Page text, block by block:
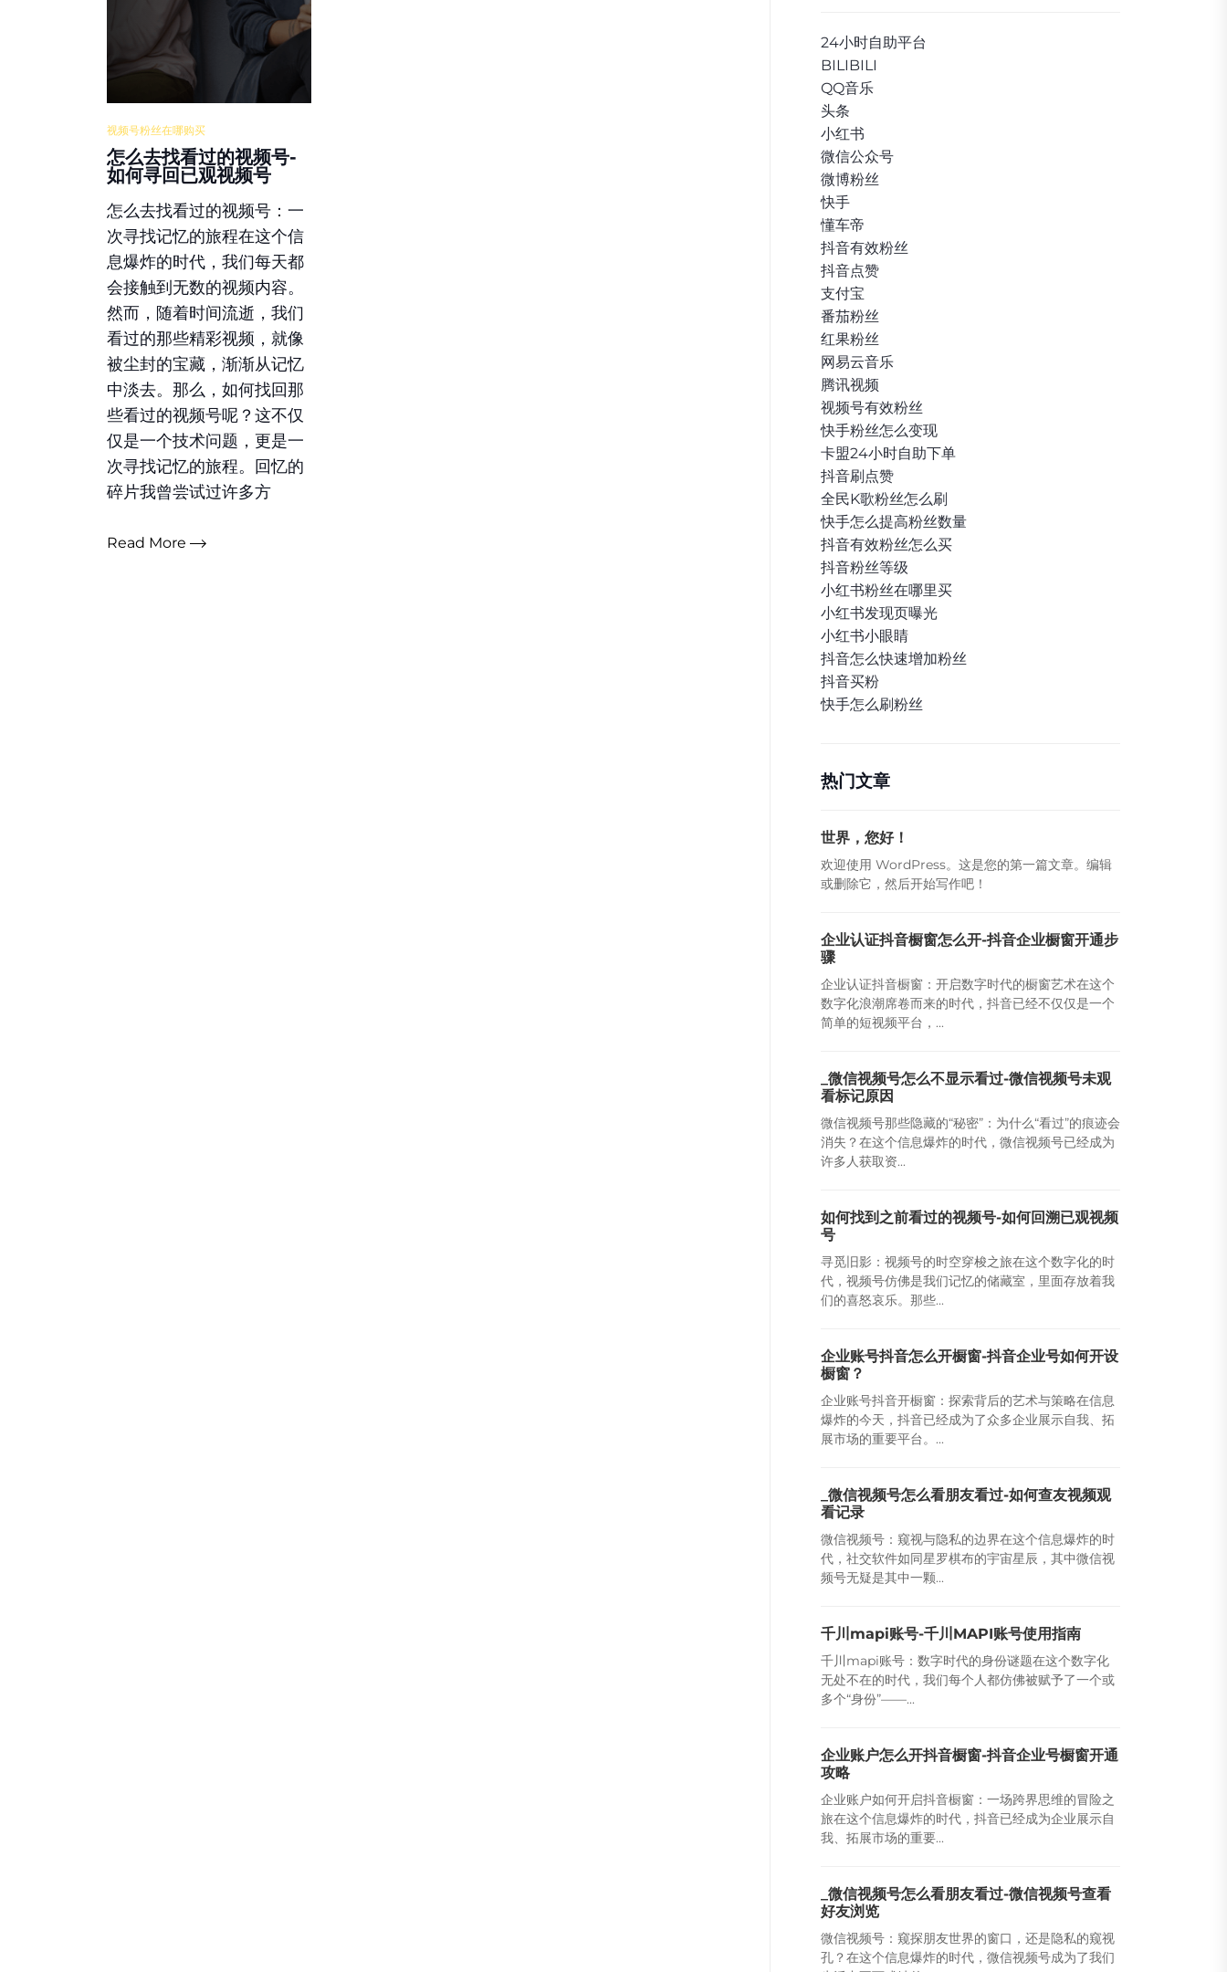
视频号粉丝在哪购买
怎么去找看过的视频号-
如何寻回已观视频号
怎么去找看过的视频号：一
次寻找记忆的旅程在这个信
息爆炸的时代，我们每天都
会接触到无数的视频内容。
然而，随着时间流逝，我们
看过的那些精彩视频，就像
被尘封的宝藏，渐渐从记忆
中淡去。那么，如何找回那
些看过的视频号呢？这不仅
仅是一个技术问题，更是一
次寻找记忆的旅程。回忆的
碎片我曾尝试过许多方
Read More
24小时自助平台
BILIBILI
QQ音乐
头条
小红书
微信公众号
微博粉丝
快手
懂车帝
抖音有效粉丝
抖音点赞
支付宝
番茄粉丝
红果粉丝
网易云音乐
腾讯视频
视频号有效粉丝
快手粉丝怎么变现
卡盟24小时自助下单
抖音刷点赞
全民K歌粉丝怎么刷
快手怎么提高粉丝数量
抖音有效粉丝怎么买
抖音粉丝等级
小红书粉丝在哪里买
小红书发现页曝光
小红书小眼睛
抖音怎么快速增加粉丝
抖音买粉
快手怎么刷粉丝
热门文章
世界，您好！
欢迎使用 WordPress。这是您的第一篇文章。编辑
或删除它，然后开始写作吧！
企业认证抖音橱窗怎么开-抖音企业橱窗开通步
骤
企业认证抖音橱窗：开启数字时代的橱窗艺术在这个
数字化浪潮席卷而来的时代，抖音已经不仅仅是一个
简单的短视频平台，...
_微信视频号怎么不显示看过-微信视频号未观
看标记原因
微信视频号那些隐藏的“秘密”：为什么“看过”的痕迹会
消失？在这个信息爆炸的时代，微信视频号已经成为
许多人获取资...
如何找到之前看过的视频号-如何回溯已观视频
号
寻觅旧影：视频号的时空穿梭之旅在这个数字化的时
代，视频号仿佛是我们记忆的储藏室，里面存放着我
们的喜怒哀乐。那些...
企业账号抖音怎么开橱窗-抖音企业号如何开设
橱窗？
企业账号抖音开橱窗：探索背后的艺术与策略在信息
爆炸的今天，抖音已经成为了众多企业展示自我、拓
展市场的重要平台。...
_微信视频号怎么看朋友看过-如何查友视频观
看记录
微信视频号：窥视与隐私的边界在这个信息爆炸的时
代，社交软件如同星罗棋布的宇宙星辰，其中微信视
频号无疑是其中一颗...
千川mapi账号-千川MAPI账号使用指南
千川mapi账号：数字时代的身份谜题在这个数字化
无处不在的时代，我们每个人都仿佛被赋予了一个或
多个“身份”——...
企业账户怎么开抖音橱窗-抖音企业号橱窗开通
攻略
企业账户如何开启抖音橱窗：一场跨界思维的冒险之
旅在这个信息爆炸的时代，抖音已经成为企业展示自
我、拓展市场的重要...
_微信视频号怎么看朋友看过-微信视频号查看
好友浏览
微信视频号：窥探朋友世界的窗口，还是隐私的窥视
孔？在这个信息爆炸的时代，微信视频号成为了我们